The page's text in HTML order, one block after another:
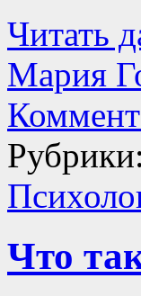
Читать
Мария
Рубрики:
Что